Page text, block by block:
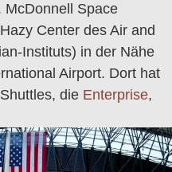
McDonnell Space
Center des Air and
Instituts) in der Nähe
Airport. Dort hat
die Enterprise,